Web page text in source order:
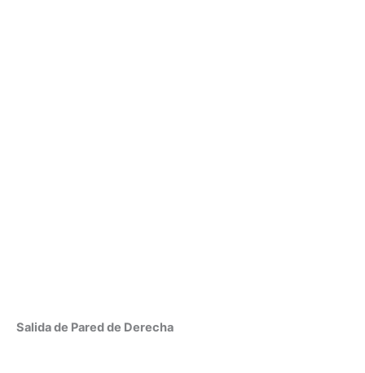
Salida de Pared de Derecha